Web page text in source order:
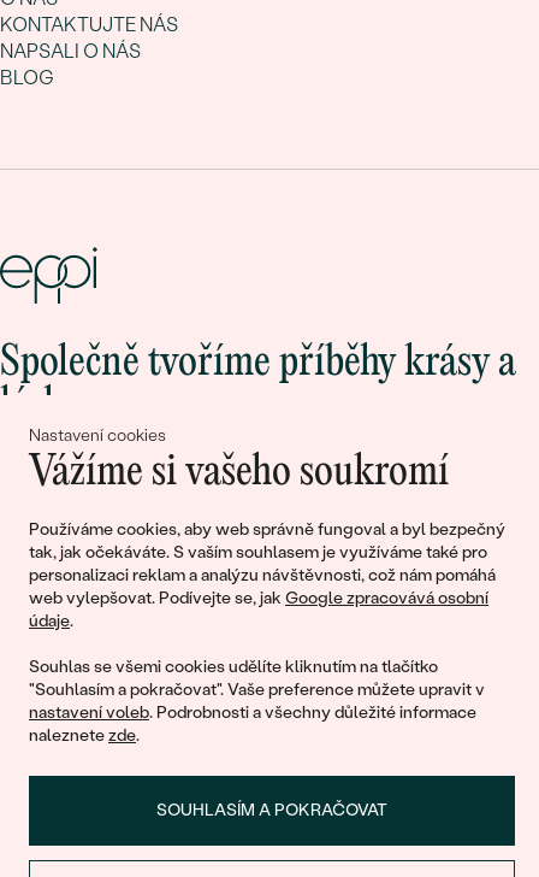
Nastavení cookies
Vážíme si vašeho soukromí
Používáme cookies, aby web správně fungoval a byl bezpečný
tak, jak očekáváte. S vaším souhlasem je využíváme také pro
personalizaci reklam a analýzu návštěvnosti, což nám pomáhá
web vylepšovat. Podívejte se, jak Google zpracovává osobní
údaje.
Souhlas se všemi cookies udělíte kliknutím na tlačítko
"Souhlasím a pokračovat". Vaše preference můžete upravit v
nastavení voleb. Podrobnosti a všechny důležité informace
naleznetezde.
SOUHLASÍM A POKRAČOVAT
KONTAKTUJTE NÁS
NAPSALI O NÁS
BLOG
Společně tvoříme příběhy krásy a
lásky
Připojte se k nám!
© 2011 - 2026, Eppi.cz